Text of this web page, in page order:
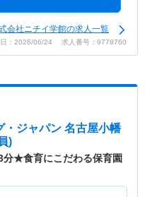
会社ニチイ学館の求人一覧
日：2026/06/24 求人番号：9778760
・ジャパン 名古屋小幡
)
分★食育にこだわる保育園